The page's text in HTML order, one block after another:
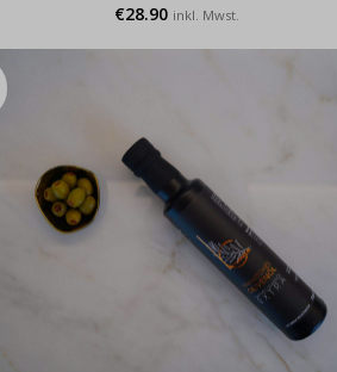
€28.90 inkl. Mwst.